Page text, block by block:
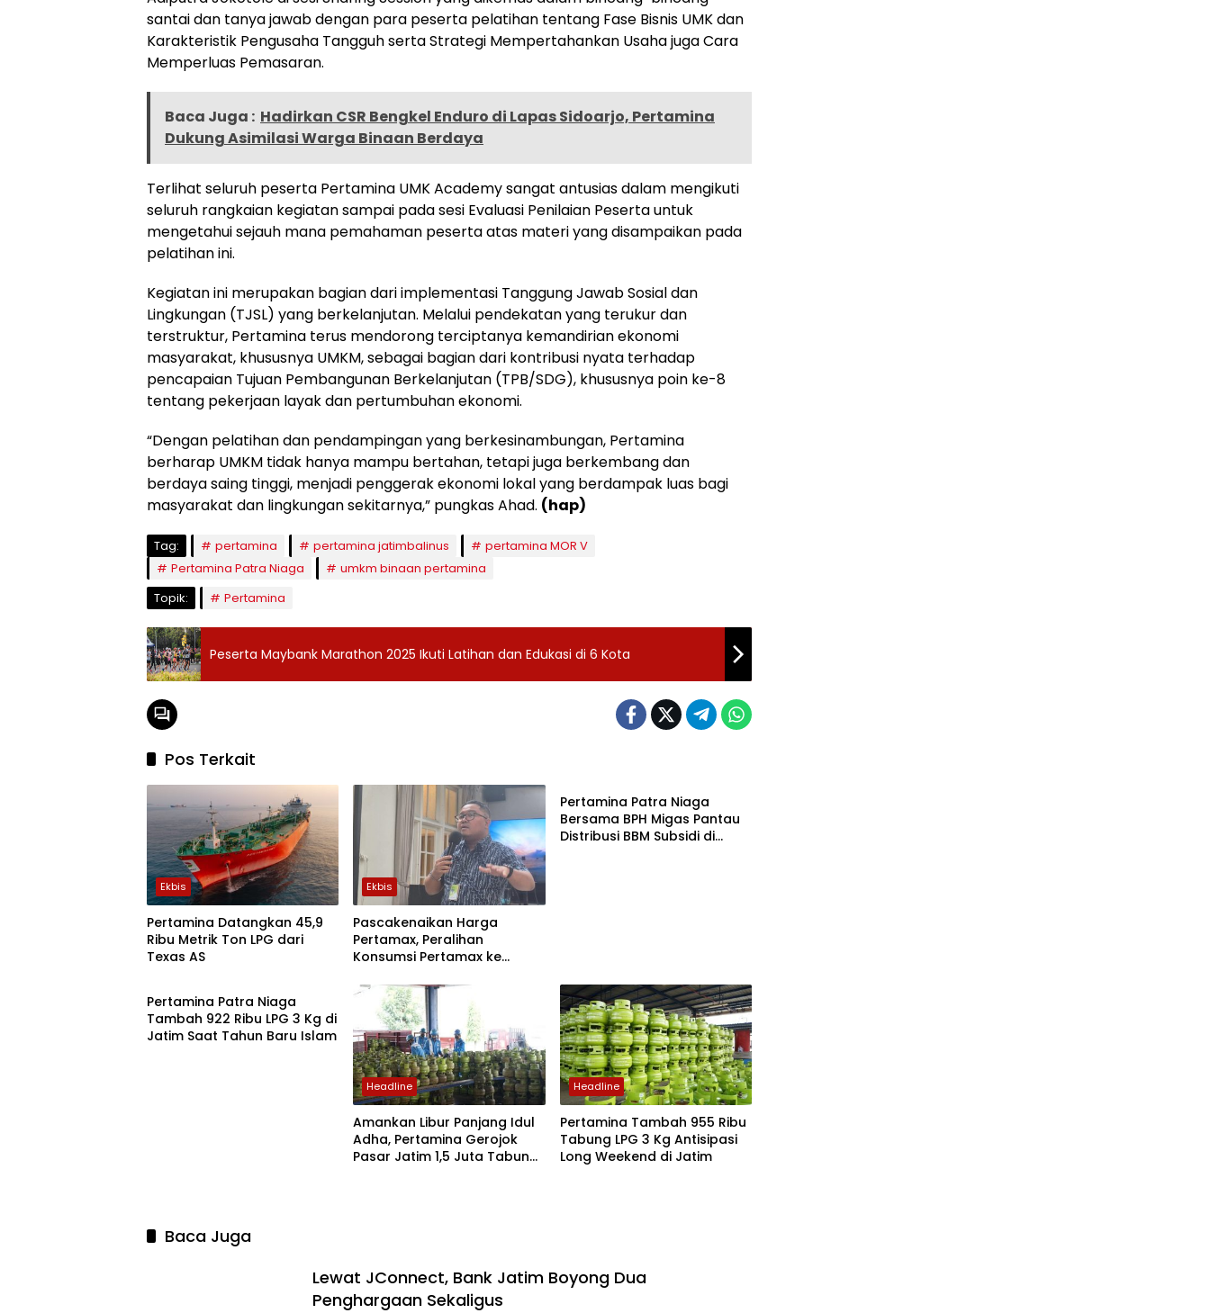
santai dan tanya jawab dengan para peserta pelatihan tentang Fase Bisnis UMK dan
Karakteristik Pengusaha Tangguh serta Strategi Mempertahankan Usaha juga Cara
Memperluas Pemasaran.
Baca Juga : Hadirkan CSR Bengkel Enduro di Lapas Sidoarjo, Pertamina
Dukung Asimilasi Warga Binaan Berdaya
Terlihat seluruh peserta Pertamina UMK Academy sangat antusias dalam mengikuti
seluruh rangkaian kegiatan sampai pada sesi Evaluasi Penilaian Peserta untuk
mengetahui sejauh mana pemahaman peserta atas materi yang disampaikan pada
pelatihan ini.
Kegiatan ini merupakan bagian dari implementasi Tanggung Jawab Sosial dan
Lingkungan (TJSL) yang berkelanjutan. Melalui pendekatan yang terukur dan
terstruktur, Pertamina terus mendorong terciptanya kemandirian ekonomi
masyarakat, khususnya UMKM, sebagai bagian dari kontribusi nyata terhadap
pencapaian Tujuan Pembangunan Berkelanjutan (TPB/SDG), khususnya poin ke-8
tentang pekerjaan layak dan pertumbuhan ekonomi.
“Dengan pelatihan dan pendampingan yang berkesinambungan, Pertamina
berharap UMKM tidak hanya mampu bertahan, tetapi juga berkembang dan
berdaya saing tinggi, menjadi penggerak ekonomi lokal yang berdampak luas bagi
masyarakat dan lingkungan sekitarnya,” pungkas Ahad. (hap)
Tag: pertamina pertamina jatimbalinus
pertamina MOR V
Pertamina Patra Niaga
umkm binaan pertamina
Topik:
Pertamina
Peserta Maybank Marathon 2025 Ikuti Latihan dan Edukasi di 6 Kota
Pos Terkait
Ekbis
Pertamina Datangkan 45,9
Ribu Metrik Ton LPG dari
Ekbis
Pascakenaikan Harga
Pertamax, Peralihan
Konsumsi Pertamax ke
Persen
Pertamina Patra Niaga
Bersama BPH Migas Pantau
Distribusi BBM Subsidi di
Polkam
Pertamina Patra Niaga
Tambah 922 Ribu LPG 3 Kg di
Jatim Saat Tahun Baru Islam
Headline
Amankan Libur Panjang Idul
Adha, Pertamina Gerojok
Pasar Jatim 1,5 Juta Tabung
Headline
Pertamina Tambah 955 Ribu
Tabung LPG 3 Kg Antisipasi
Long Weekend di Jatim
Baca Juga
Lewat JConnect, Bank Jatim Boyong Dua
Penghargaan Sekaligus